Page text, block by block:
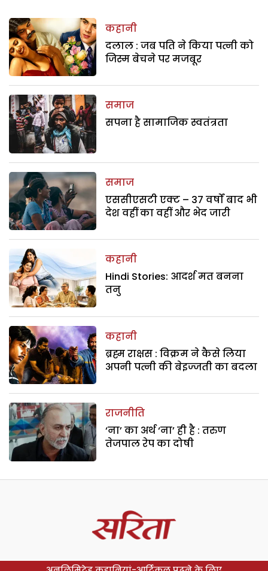
कहानी
दलाल : जब पति ने किया पत्नी को
जिस्म बेचने पर मजबूर
समाज
सपना है सामाजिक स्वतंत्रता
समाज
एससीएसटी एक्ट – 37 वर्षों बाद भी
देश वहीं का वहीं और भेद जारी
कहानी
Hindi Stories: आदर्श मत बनना
तनु
कहानी
ब्रह्म राक्षस : विक्रम ने कैसे लिया
अपनी पत्नी की बेइज्जती का बदला
राजनीति
‘ना’ का अर्थ ‘ना’ ही है : तरुण
तेजपाल रेप का दोषी